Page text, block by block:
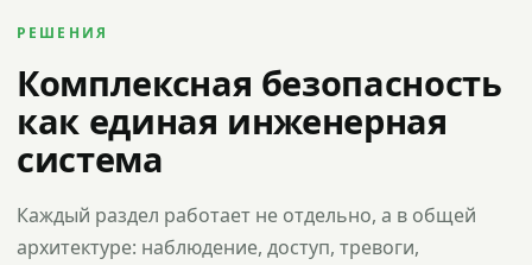
РЕШЕНИЯ
Комплексная безопасность
как единая инженерная
система
Каждый раздел работает не отдельно, а в общей
архитектуре: наблюдение, доступ, тревоги,